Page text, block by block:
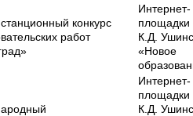
конкурс
работ
Интернет-
площадки
К.Д.
«Новое
Интернет-
площадки
К.Д.